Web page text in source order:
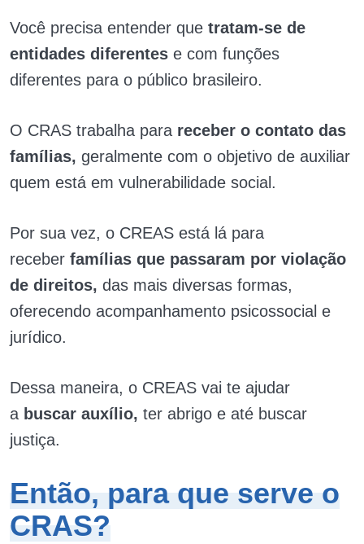
Você precisa entender que tratam-se de
entidades diferentes e com funções
diferentes para o público brasileiro.
O CRAS trabalha para receber o contato das
famílias, geralmente com o objetivo de auxiliar
quem está em vulnerabilidade social.
Por sua vez, o CREAS está lá para
receber famílias que passaram por violação
de direitos, das mais diversas formas,
oferecendo acompanhamento psicossocial e
jurídico.
Dessa maneira, o CREAS vai te ajudar
a buscar auxílio, ter abrigo e até buscar
justiça.
Então, para que serve o
CRAS?